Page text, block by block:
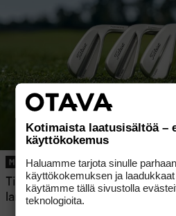
MAINOS
Titleistin uudet T-sarjan
lanseeraus 2025
Kotimaista laatusisältöä –
käyttökokemus
Haluamme tarjota sinulle
käyttökokemuksen ja
käytämme tällä sivustolla
teknologioita.